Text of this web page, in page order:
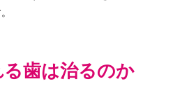
歯は治るのか